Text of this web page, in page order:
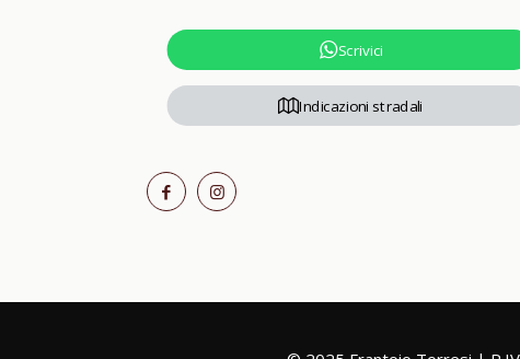
Scrivici
Indicazioni stradali